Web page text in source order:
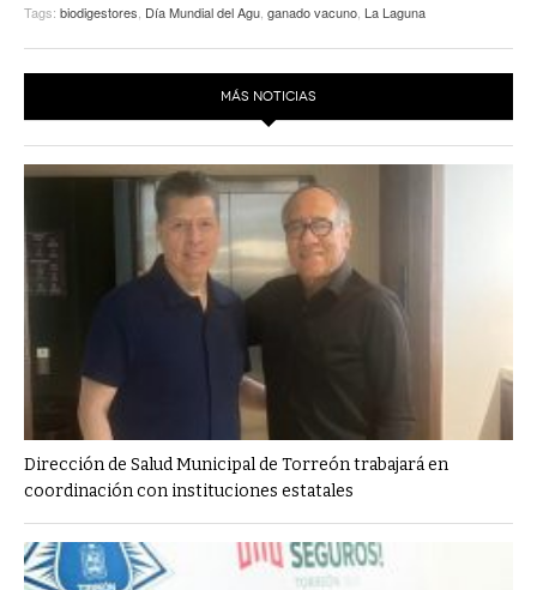
Tags: biodigestores Día Mundial del Agu ganado vacuno La Laguna
MÁS NOTICIAS
Dirección de Salud Municipal de Torreón trabajará en
coordinación con instituciones estatales